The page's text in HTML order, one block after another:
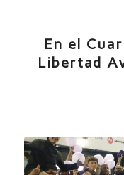
En el
Libertad